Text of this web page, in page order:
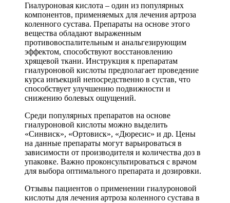
Гиалуроновая кислота – один из популярных
компонентов, применяемых для лечения артроза
коленного сустава. Препараты на основе этого
вещества обладают выраженным
противовоспалительным и анальгезирующим
эффектом, способствуют восстановлению
хрящевой ткани. Инструкция к препаратам
гиалуроновой кислоты предполагает проведение
курса инъекций непосредственно в сустав, что
способствует улучшению подвижности и
снижению болевых ощущений.
Среди популярных препаратов на основе
гиалуроновой кислоты можно выделить
«Синвиск», «Ортовиск», «Дюресис» и др. Цены
на данные препараты могут варьироваться в
зависимости от производителя и количества доз в
упаковке. Важно проконсультироваться с врачом
для выбора оптимального препарата и дозировки.
Отзывы пациентов о применении гиалуроновой
кислоты для лечения артроза коленного сустава в